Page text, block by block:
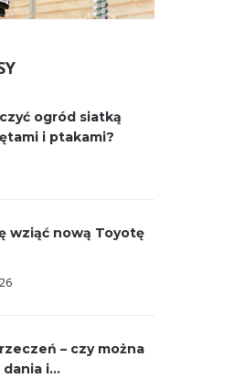
ogród siatką
i ptakami?
wziąć nową Toyotę
– czy można
i...